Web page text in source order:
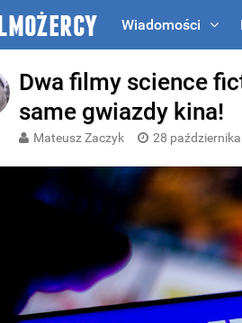
Wiadomości
Dwa filmy science
same gwiazdy kina!
Mateusz Zaczyk 28